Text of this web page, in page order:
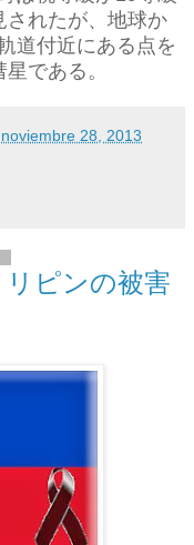
されたが、地球か
道付近にある点を
である。
28, 2013
ピンの被害